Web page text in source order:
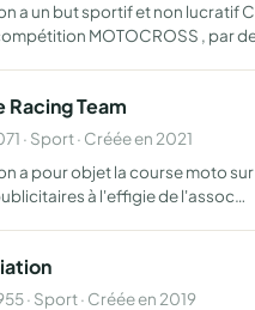
a un but sportif et non lucratif
MOTOCROSS , par
Racing Team
· Sport · Créée en 2021
a pour objet la course moto
à l'effigie de l'assoc…
· Sport · Créée en 2019